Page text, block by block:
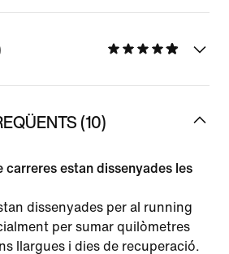
(10)
carreres estan dissenyades les
dissenyades per al running
per sumar quilòmetres
llargues i dies de recuperació.